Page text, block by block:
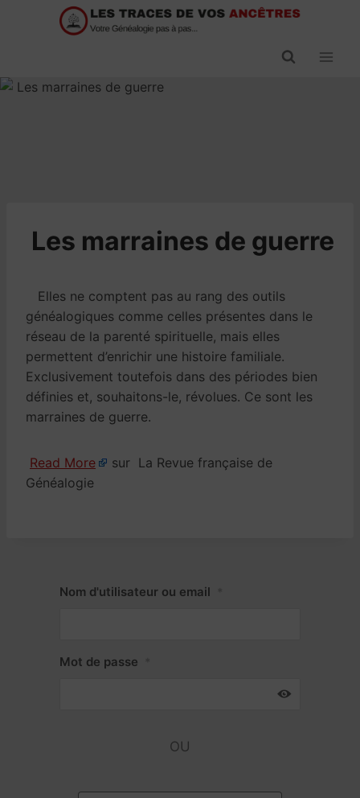
​Les marraines de guerre
Elles ne comptent pas au rang des outils
généalogiques comme celles présentes dans le
réseau de la parenté spirituelle, mais elles
permettent d’enrichir une histoire familiale.
Exclusivement toutefois dans des périodes bien
définies et, souhaitons-le, révolues. Ce sont les
marraines de guerre.
Read More
sur La Revue française de
Généalogie
Nom d'utilisateur ou email
Mot de passe
OU